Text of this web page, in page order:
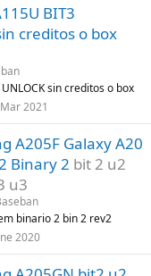
BIT3
creditos o box
sin creditos o box
2021
A205F Galaxy A20
Binary 2 bit 2 u2
u3
binario 2 bin 2 rev2
2020